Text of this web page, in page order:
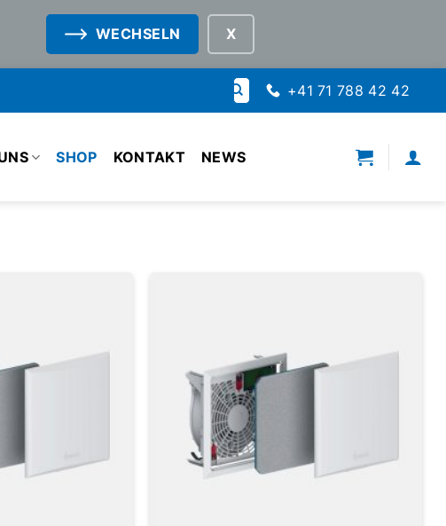
WECHSELN
Suche
nach:
+41 71 788 42 42
SHOP KONTAKT NEWS